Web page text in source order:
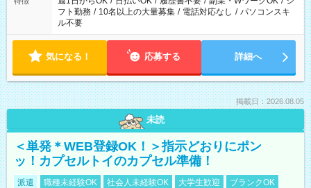
フト勤務 / 10名以上の大量募集 / 電話対応なし / パソコンスキ
ル不要
気になる！ 応募する 詳細へ
掲載日：2026.08.05
未読
＜単発＊WEB登録OK！＞指示どおりにポン
ッ！カプセルトイのカプセル準備！
派遣 職種未経験OK 社会人未経験OK 大学生歓迎
ブランクOK